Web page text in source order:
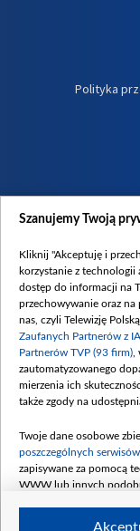
Polityka
Szanujemy Twoją
Kliknij "Akceptuję i
korzystanie z technologii
dostęp do informacji na
przechowywanie oraz na
nas, czyli Telewizję
Zaufanych Partnerów z
Partnerów TVP (93 firm)
zautomatyzowanego
mierzenia ich
także zgody na
Twoje dane osobowe
poszczególnych serwisów
zapisywane za pomocą
WWW lub innych